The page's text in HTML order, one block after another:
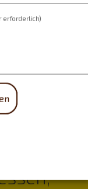
ins
erforderlich)